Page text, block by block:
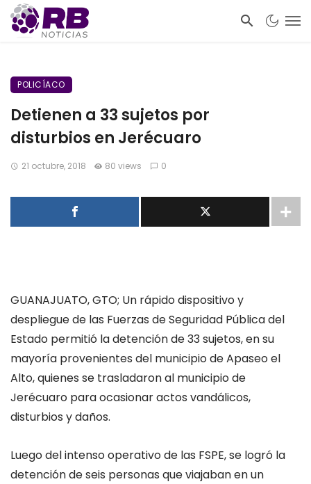
POLICÍACO
Detienen a 33 sujetos por
disturbios en Jerécuaro
21 octubre, 2018 80 views 0
GUANAJUATO, GTO; Un rápido dispositivo y
despliegue de las Fuerzas de Seguridad Pública del
Estado permitió la detención de33sujetos, en su
mayoría provenientes del municipio de Apaseo el
Alto, quienes se trasladaron al municipio de
Jerécuaro para ocasionar actos vandálicos,
disturbios y daños.
Luego del intenso operativo de las FSPE, se logró la
detención de seis personas que viajaban en un